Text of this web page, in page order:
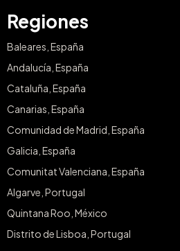
Regiones
Baleares, España
Andalucía, España
Cataluña, España
Canarias, España
Comunidad de Madrid, España
Galicia, España
Comunitat Valenciana, España
Algarve, Portugal
Quintana Roo, México
Distrito de Lisboa, Portugal